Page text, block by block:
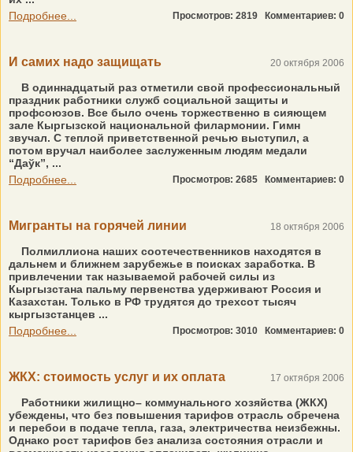
Подробнее...
Просмотров: 2819 Комментариев: 0
И самих надо защищать 20 октября 2006
В одиннадцатый раз отметили свой профессиональный
праздник работники служб социальной защиты и
профсоюзов. Все было очень торжественно в сияющем
зале Кыргызской национальной филармонии. Гимн
звучал. С теплой приветственной речью выступил, а
потом вручал наиболее заслуженным людям медали
“Даўк”, ...
Подробнее...
Просмотров: 2685 Комментариев: 0
Мигранты на горячей линии 18 октября 2006
Полмиллиона наших соотечественников находятся в
дальнем и ближнем зарубежье в поисках заработка. В
привлечении так называемой рабочей силы из
Кыргызстана пальму первенства удерживают Россия и
Казахстан. Только в РФ трудятся до трехсот тысяч
кыргызстанцев ...
Подробнее...
Просмотров: 3010 Комментариев: 0
ЖКХ: стоимость услуг и их оплата 17 октября 2006
Работники жилищно– коммунального хозяйства (ЖКХ)
убеждены, что без повышения тарифов отрасль обречена
и перебои в подаче тепла, газа, электричества неизбежны.
Однако рост тарифов без анализа состояния отрасли и